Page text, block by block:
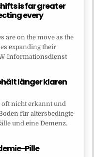
is far greater
every
are on the move as the
expanding their
Informationsdienst
länger klaren
oft nicht erkannt und
für altersbedingte
und eine Demenz.
Pille